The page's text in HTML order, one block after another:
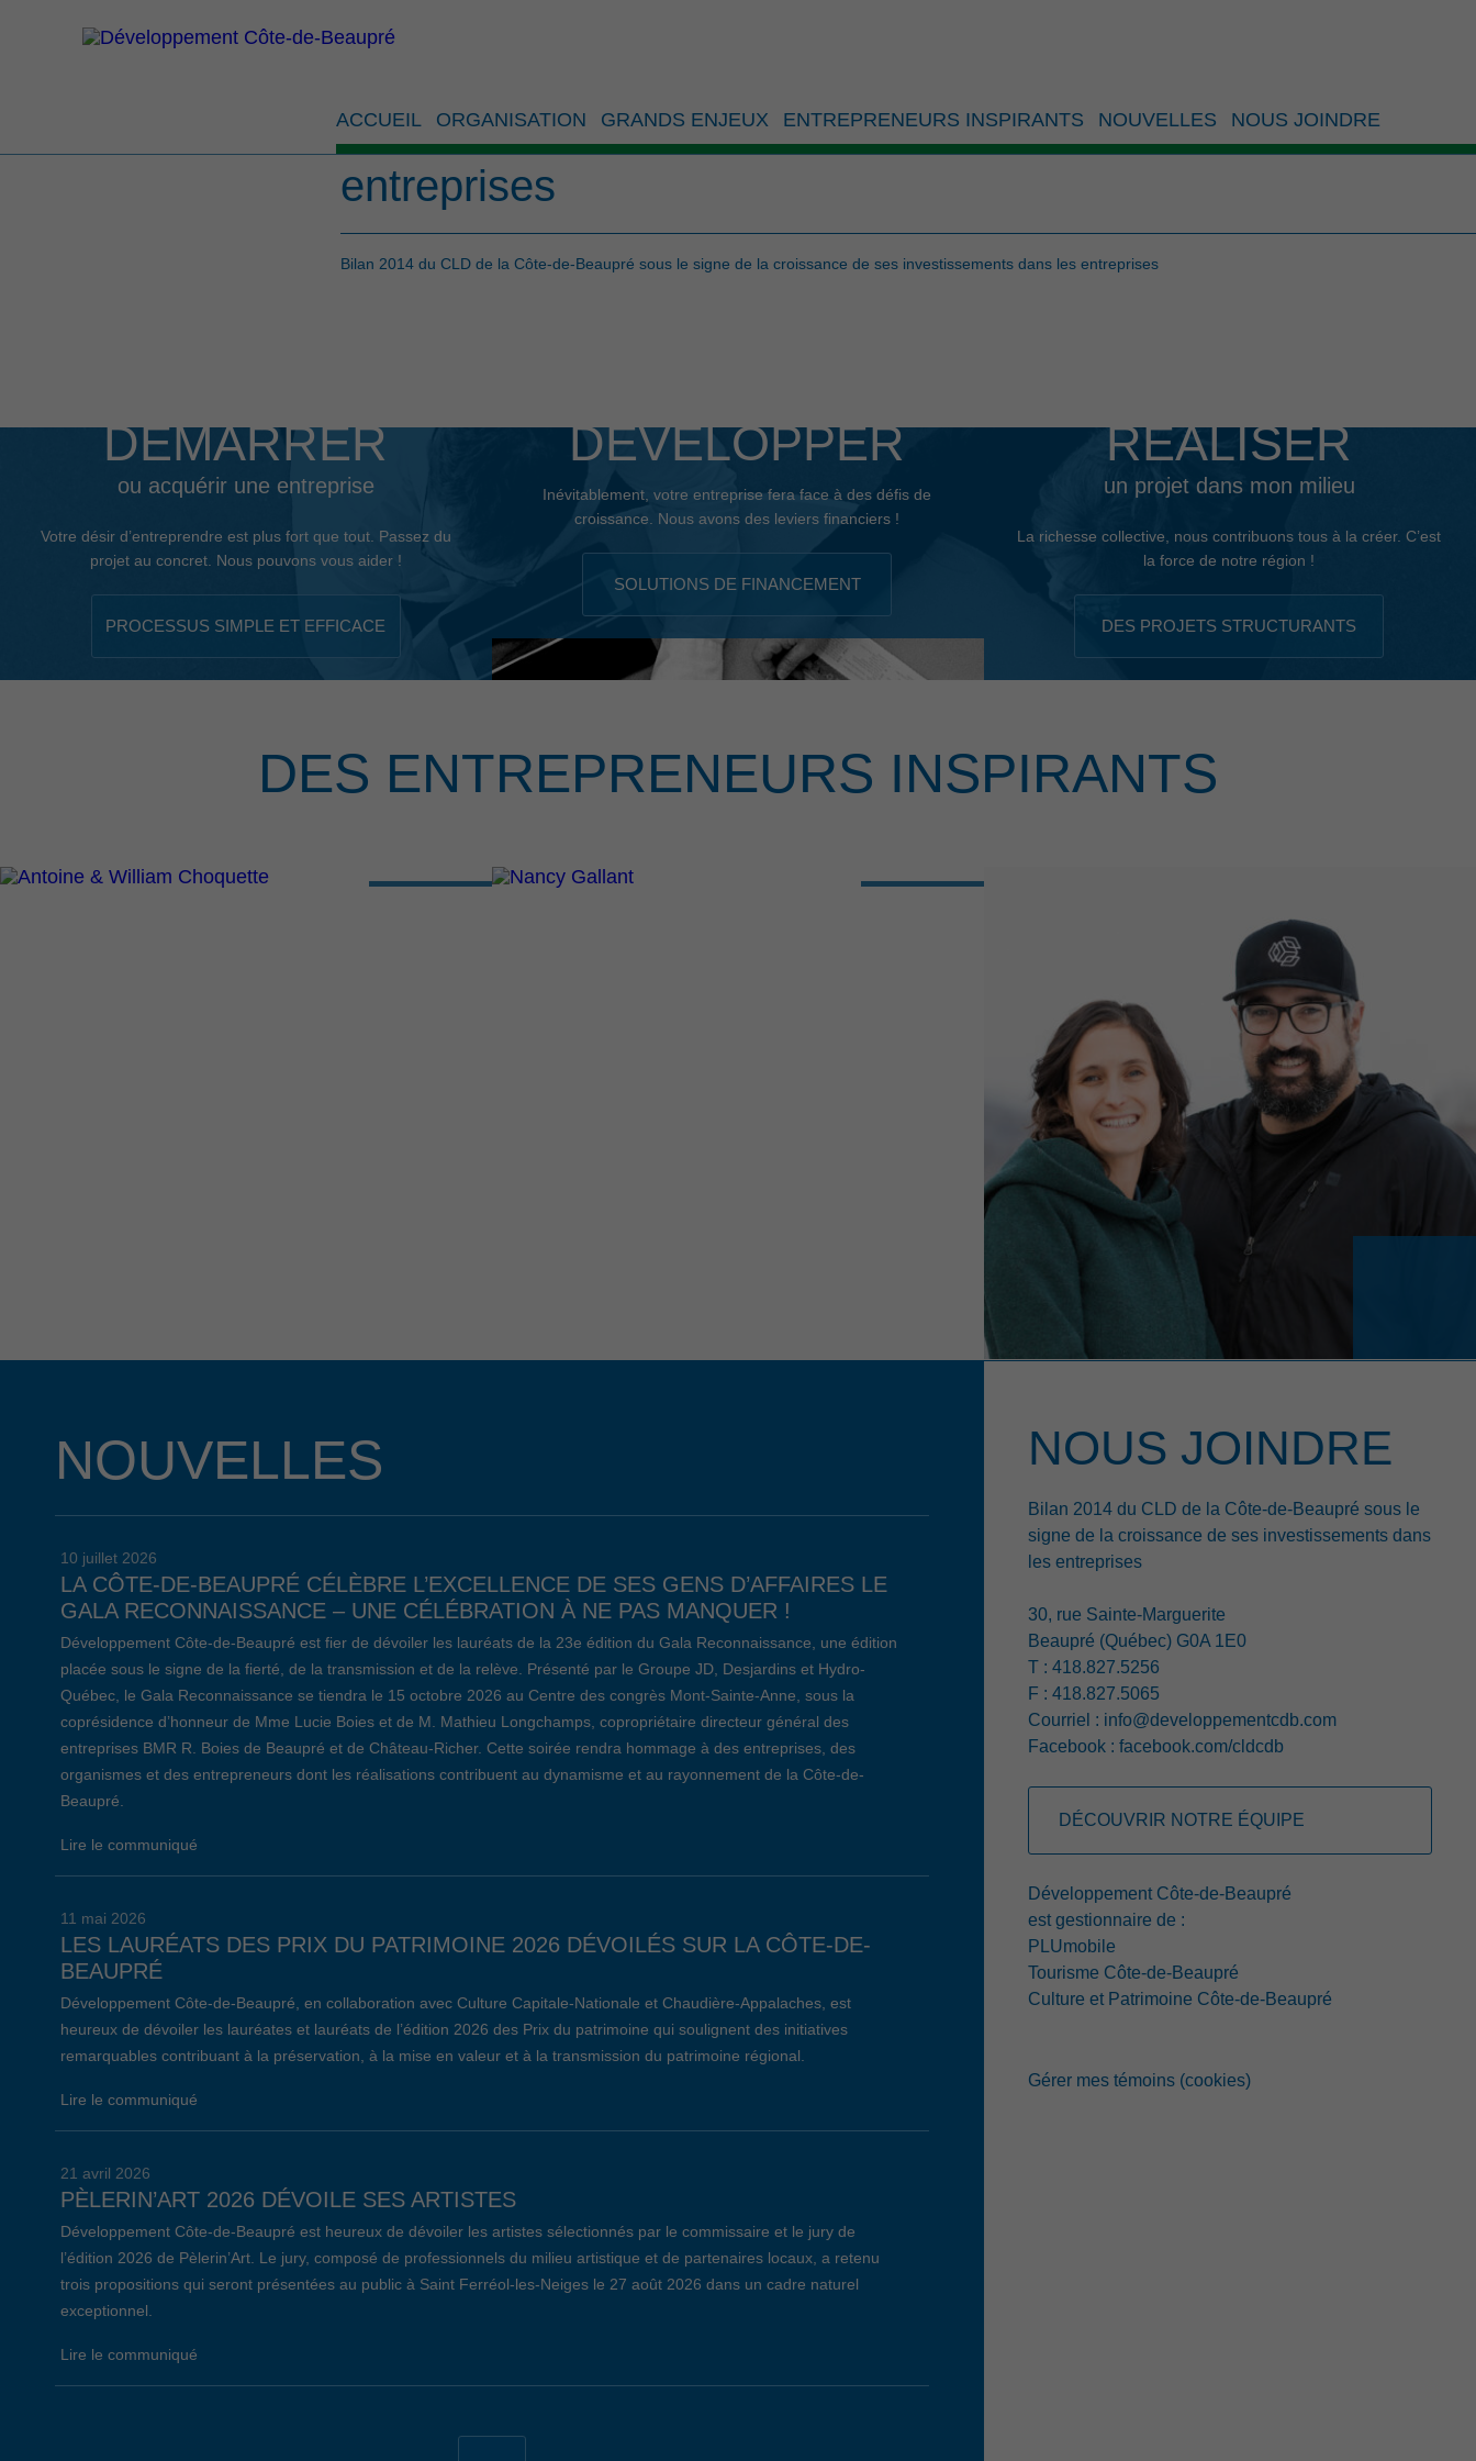
ACCUEIL ORGANISATION GRANDS ENJEUX ENTREPRENEURS INSPIRANTS NOUVELLES NOUS JOINDRE
de la croissance de ses investissements dans les
entreprises
Bilan 2014 du CLD de la Côte-de-Beaupré sous le signe de la croissance de ses investissements dans les entreprises
DÉMARRER
ou acquérir une entreprise
Votre désir d’entreprendre est plus fort que tout. Passez du
projet au concret. Nous pouvons vous aider !
PROCESSUS SIMPLE ET EFFICACE
DÉVELOPPER
Inévitablement, votre entreprise fera face à des défis de
croissance. Nous avons des leviers financiers !
SOLUTIONS DE FINANCEMENT
RÉALISER
un projet dans mon milieu
La richesse collective, nous contribuons tous à la créer. C’est
la force de notre région !
DES PROJETS STRUCTURANTS
DES ENTREPRENEURS INSPIRANTS
NOUVELLES
10 juillet 2026
LA CÔTE-DE-BEAUPRÉ CÉLÈBRE L’EXCELLENCE DE SES GENS D’AFFAIRES LE
GALA RECONNAISSANCE – UNE CÉLÉBRATION À NE PAS MANQUER !
Développement Côte-de-Beaupré est fier de dévoiler les lauréats de la 23e édition du Gala Reconnaissance, une édition
placée sous le signe de la fierté, de la transmission et de la relève. Présenté par le Groupe JD, Desjardins et Hydro-
Québec, le Gala Reconnaissance se tiendra le 15 octobre 2026 au Centre des congrès Mont-Sainte-Anne, sous la
coprésidence d’honneur de Mme Lucie Boies et de M. Mathieu Longchamps, copropriétaire directeur général des
entreprises BMR R. Boies de Beaupré et de Château-Richer. Cette soirée rendra hommage à des entreprises, des
organismes et des entrepreneurs dont les réalisations contribuent au dynamisme et au rayonnement de la Côte-de-
Beaupré.
Lire le communiqué
11 mai 2026
LES LAURÉATS DES PRIX DU PATRIMOINE 2026 DÉVOILÉS SUR LA CÔTE-DE-
BEAUPRÉ
Développement Côte-de-Beaupré, en collaboration avec Culture Capitale-Nationale et Chaudière-Appalaches, est
heureux de dévoiler les lauréates et lauréats de l’édition 2026 des Prix du patrimoine qui soulignent des initiatives
remarquables contribuant à la préservation, à la mise en valeur et à la transmission du patrimoine régional.
Lire le communiqué
21 avril 2026
PÈLERIN’ART 2026 DÉVOILE SES ARTISTES
Développement Côte-de-Beaupré est heureux de dévoiler les artistes sélectionnés par le commissaire et le jury de
l’édition 2026 de Pèlerin’Art. Le jury, composé de professionnels du milieu artistique et de partenaires locaux, a retenu
trois propositions qui seront présentées au public à Saint Ferréol-les-Neiges le 27 août 2026 dans un cadre naturel
exceptionnel.
Lire le communiqué
NOUS JOINDRE
Bilan 2014 du CLD de la Côte-de-Beaupré sous le
signe de la croissance de ses investissements dans
les entreprises
30, rue Sainte-Marguerite
Beaupré (Québec) G0A 1E0
T : 418.827.5256
F : 418.827.5065
Courriel : info@developpementcdb.com
Facebook : facebook.com/cldcdb
DÉCOUVRIR NOTRE ÉQUIPE
Développement Côte-de-Beaupré
est gestionnaire de :
PLUmobile
Tourisme Côte-de-Beaupré
Culture et Patrimoine Côte-de-Beaupré
Gérer mes témoins (cookies)